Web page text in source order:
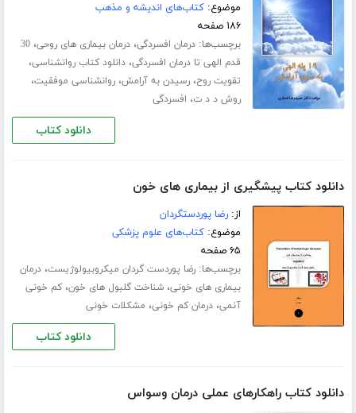
موضوع:کتاب‌های اندیشه و مذهب
۱۸۶ صفحه
برچسب‌ها:درمان افسردگی،درمان بیماری های روحی،30
قدم الهی تا درمان افسردگی،دانلود کتاب روانشناسی،
تقویت روح،رسیدن به آرامش،روانشناسی موفقیت،
روش د د ت، افسردگی
دانلود کتاب
دانلود کتاب پیشگیری از بیماری های خون
از:رضا پوردستگردان
موضوع:کتاب‌های علوم پزشکی
۶۵ صفحه
برچسب‌ها:رضا پوردست گردان میکروبیولوژیست،درمان
بیماری های خونی،شناخت گلبول های خون،کم خونی
آنمی،درمان کم خونی، مشکلات خونی
دانلود کتاب
دانلود کتاب راهکارهای عملی درمان وسواس